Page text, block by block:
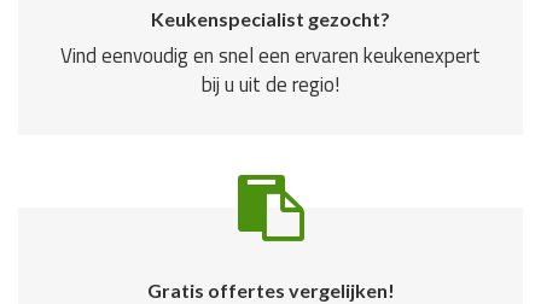
Keukenspecialist gezocht?
Vind eenvoudig en snel een ervaren keukenexpert
bij u uit de regio!
Gratis offertes vergelijken!